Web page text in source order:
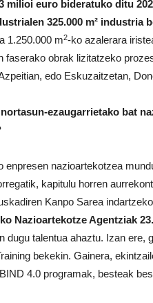
milioi euro bideratuko ditu
325.000 m² industria
1.250.000 m2-ko azalerara
faserako obrak lizitatzeko
edo Eskuzaitzetan,
ezaugarrietako bat
enpresen nazioartekotzea
kapitulu horren
Kanpo Sarea
Nazioartekotze Agentziak
dugu talentua ahaztu. Izan
bekekin. Gainera,
4.0 programak, besteak